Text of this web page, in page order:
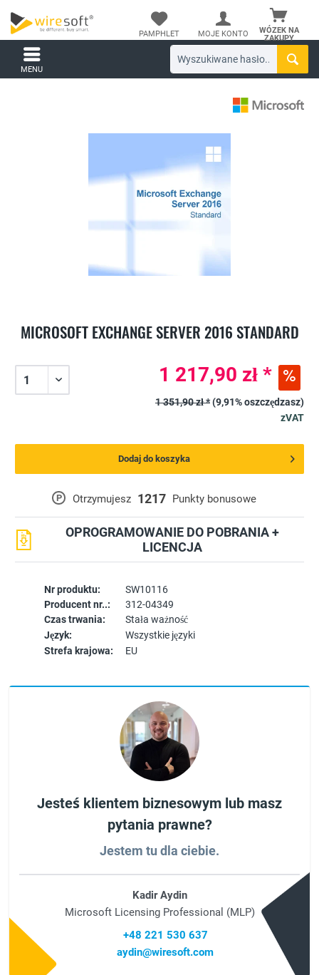
WÓZEK NA
ZAKUPY
PAMPHLET MOJE KONTO
MENU
MICROSOFT EXCHANGE SERVER 2016 STANDARD
Nr produktu:
SW10116
Producent nr..:
312-04349
Czas trwania:
Stała ważność
Język:
Wszystkie języki
Strefa krajowa:
EU
P Otrzymujesz 1217 Punkty bonusowe
OPROGRAMOWANIE DO POBRANIA +
LICENCJA
1 217,90 zł *
1 351,90 zł *(9,91% oszczędzasz)
zVAT
Dodaj do koszyka
Jesteś klientem biznesowym lub masz
pytania prawne?
Jestem tu dla ciebie.
Kadir Aydin
Microsoft Licensing Professional (MLP)
+48 221 530 637
aydin@wiresoft.com